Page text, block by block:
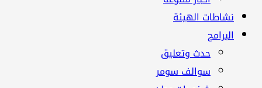
نشاطات الهيئة
البرامج
حدث وتعليق
سوالف سومر